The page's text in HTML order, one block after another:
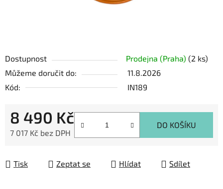
Dostupnost Prodejna (Praha) (2 ks)
Můžeme doručit do:
11.8.2026
Kód:
IN189
8 490 Kč
7 017 Kč bez DPH
DO KOŠÍKU
Tisk Zeptat se Hlídat Sdílet